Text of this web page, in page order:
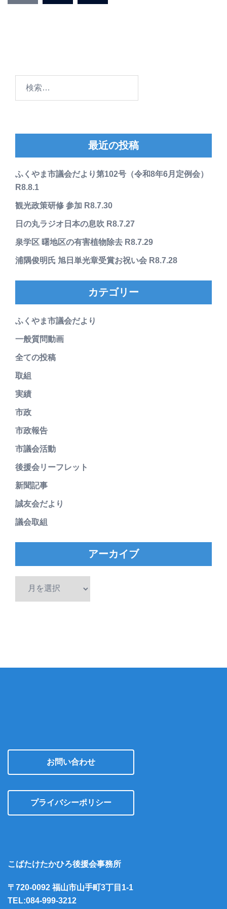
の
り
最近の投稿
ふくやま市議会だより第102号（令和8年6月定例会）
R8.8.1
観光政策研修 参加 R8.7.30
日の丸ラジオ日本の息吹 R8.7.27
泉学区 曙地区の有害植物除去 R8.7.29
浦隅俊明氏 旭日単光章受賞お祝い会 R8.7.28
カテゴリー
ふくやま市議会だより
一般質問動画
全ての投稿
取組
実績
市政
市政報告
市議会活動
後援会リーフレット
新聞記事
誠友会だより
議会取組
アーカイブ
お問い合わせ
プライバシーポリシー
こばたけたかひろ後援会事務所
〒720-0092 福山市山手町3丁目1-1
TEL:084-999-3212